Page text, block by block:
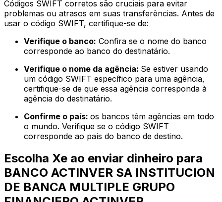
Códigos SWIFT corretos são cruciais para evitar
problemas ou atrasos em suas transferências. Antes de
usar o código SWIFT, certifique-se de:
Verifique o banco: Confira se o nome do banco
corresponde ao banco do destinatário.
Verifique o nome da agência: Se estiver usando
um código SWIFT específico para uma agência,
certifique-se de que essa agência corresponda à
agência do destinatário.
Confirme o país: os bancos têm agências em todo
o mundo. Verifique se o código SWIFT
corresponde ao país do banco de destino.
Escolha Xe ao enviar dinheiro para
BANCO ACTINVER SA INSTITUCION
DE BANCA MULTIPLE GRUPO